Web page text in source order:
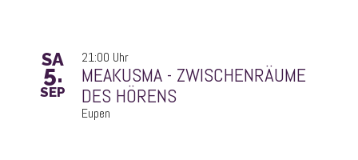
SA
5.
SEP
21:00 Uhr
DES HÖRENS
Eupen